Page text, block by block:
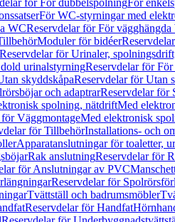
för För dubbelspolningFör
För WC-styrningar med
WCReservdelar för För vägghängda
Moduler för bidéer
Reservdelar för Urinaler,
urinalstyrningReservdelar för
skyddskåpaReservdelar för Utan
och adaptrarReservdelar för
spolning, nätdriftMed
VäggmontageMed elektronisk
för TillbehörInstallations- och
Apparatanslutningar för toaletter,
Rak anslutningReservdelar för
för Anslutningar av PVC
Reservdelar för
Tvättställ och badrumsmöbler
Reservdelar för Handfat